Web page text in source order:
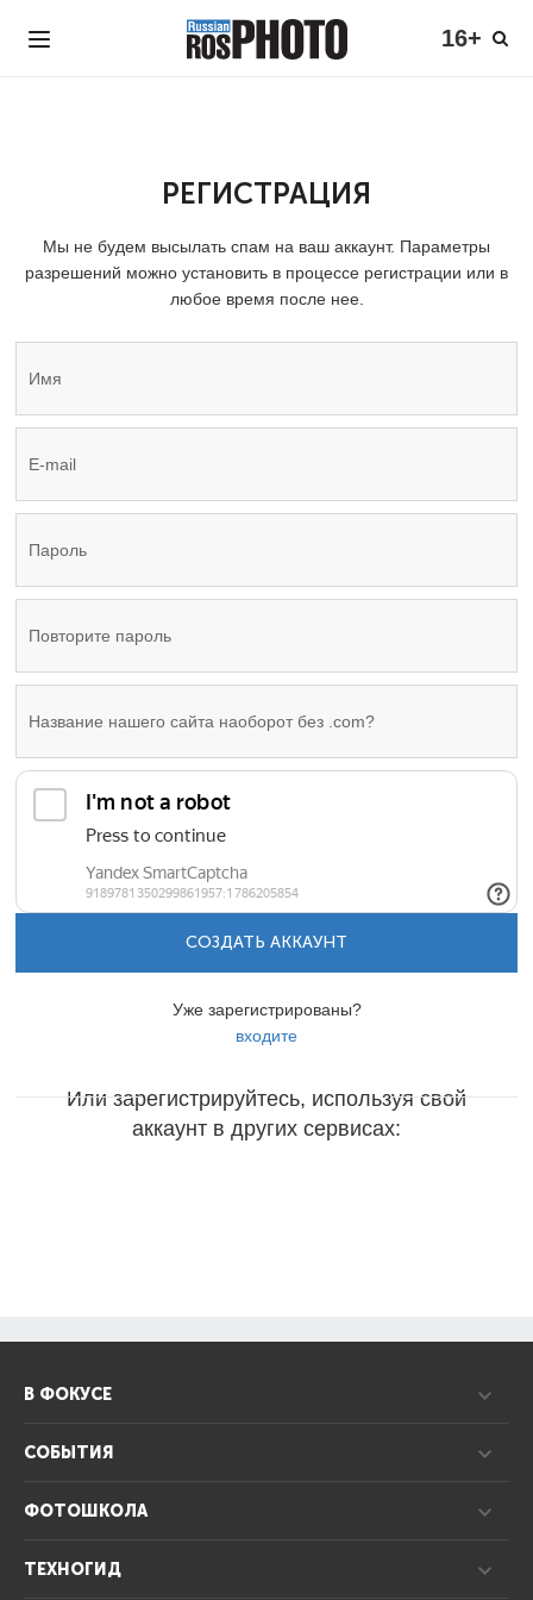
16+
РЕГИСТРАЦИЯ
Мы не будем высылать спам на ваш аккаунт. Параметры
разрешений можно установить в процессе регистрации или в
любое время после нее.
СОЗДАТЬ АККАУНТ
Уже зарегистрированы?
входите
Или зарегистрируйтесь, используя свой
аккаунт в других сервисах:
В ФОКУСЕ
СОБЫТИЯ
ФОТОШКОЛА
ТЕХНОГИД